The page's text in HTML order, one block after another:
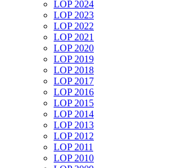
LOP 2024
LOP 2023
LOP 2022
LOP 2021
LOP 2020
LOP 2019
LOP 2018
LOP 2017
LOP 2016
LOP 2015
LOP 2014
LOP 2013
LOP 2012
LOP 2011
LOP 2010